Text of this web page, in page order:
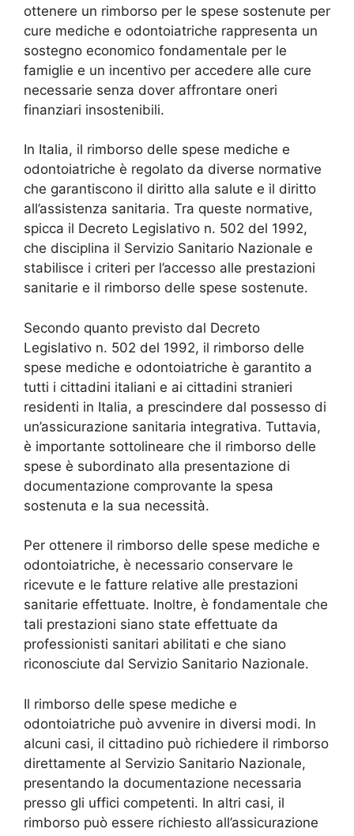
ottenere un rimborso per le spese sostenute per
cure mediche e odontoiatriche rappresenta un
sostegno economico fondamentale per le
famiglie e un incentivo per accedere alle cure
necessarie senza dover affrontare oneri
finanziari insostenibili.
In Italia, il rimborso delle spese mediche e
odontoiatriche è regolato da diverse normative
che garantiscono il diritto alla salute e il diritto
all’assistenza sanitaria. Tra queste normative,
spicca il Decreto Legislativo n. 502 del 1992,
che disciplina il Servizio Sanitario Nazionale e
stabilisce i criteri per l’accesso alle prestazioni
sanitarie e il rimborso delle spese sostenute.
Secondo quanto previsto dal Decreto
Legislativo n. 502 del 1992, il rimborso delle
spese mediche e odontoiatriche è garantito a
tutti i cittadini italiani e ai cittadini stranieri
residenti in Italia, a prescindere dal possesso di
un’assicurazione sanitaria integrativa. Tuttavia,
è importante sottolineare che il rimborso delle
spese è subordinato alla presentazione di
documentazione comprovante la spesa
sostenuta e la sua necessità.
Per ottenere il rimborso delle spese mediche e
odontoiatriche, è necessario conservare le
ricevute e le fatture relative alle prestazioni
sanitarie effettuate. Inoltre, è fondamentale che
tali prestazioni siano state effettuate da
professionisti sanitari abilitati e che siano
riconosciute dal Servizio Sanitario Nazionale.
Il rimborso delle spese mediche e
odontoiatriche può avvenire in diversi modi. In
alcuni casi, il cittadino può richiedere il rimborso
direttamente al Servizio Sanitario Nazionale,
presentando la documentazione necessaria
presso gli uffici competenti. In altri casi, il
rimborso può essere richiesto all’assicurazione